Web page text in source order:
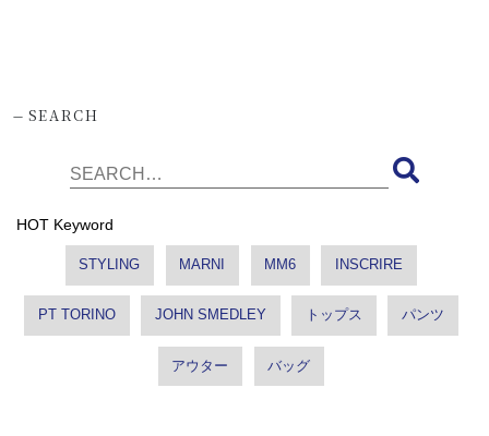
-SEARCH
HOT Keyword
STYLING MARNI MM6 INSCRIRE
PT TORINO JOHN SMEDLEY トップス パンツ
アウター バッグ